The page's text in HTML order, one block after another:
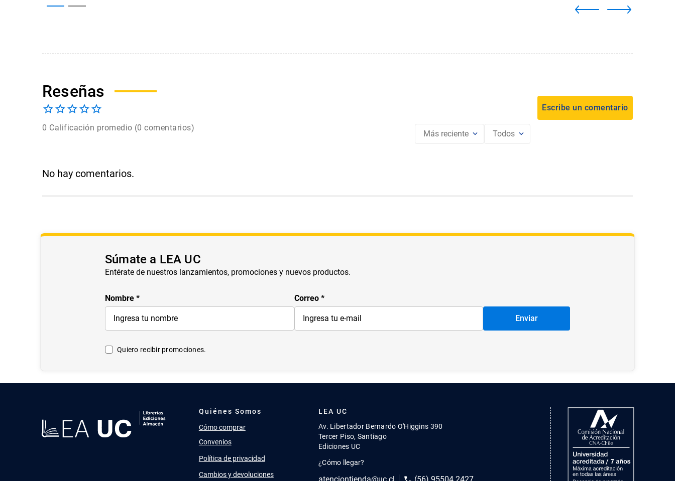
0 Calificación promedio (0 comentarios)
Más reciente Todos
No hay comentarios.
Súmate a LEA UC
Entérate de nuestros lanzamientos, promociones y nuevos productos.
Nombre Correo
Enviar
Quiero recibir promociones.
Quiénes Somos
Cómo comprar
Convenios
Política de privacidad
Cambios y devoluciones
LEA UC
Av. Libertador Bernardo O'Higgins 390
Tercer Piso, Santiago
Ediciones UC
¿Cómo llegar?